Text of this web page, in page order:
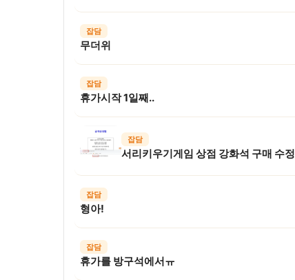
잡담
무더위
잡담
휴가시작 1일째..
잡담
서리키우기게임 상점 강화석 구매 수정
잡담
형아!
잡담
휴가를 방구석에서ㅠ